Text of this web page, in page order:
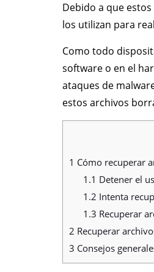
Debido a que
los utilizan para
Como todo
software o en el
ataques de
estos archivos
1 Cómo recuperar
1.1 Detener el
1.2 Intenta
1.3 Recuperar
2 Recuperar
3 Consejos